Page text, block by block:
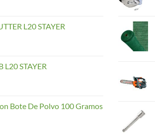
L20 STAYER
STAYER
Bote De Polvo 100 Gramos